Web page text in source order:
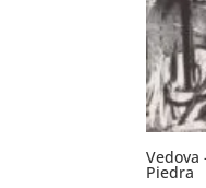
Vedova
Piedra